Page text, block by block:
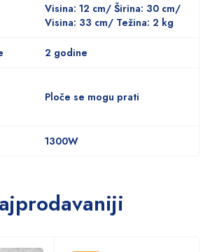
Visina: 12 cm/ Širina: 30 cm/
Visina: 33 cm/ Težina: 2 kg
2 godine
Ploče se mogu prati
1300W